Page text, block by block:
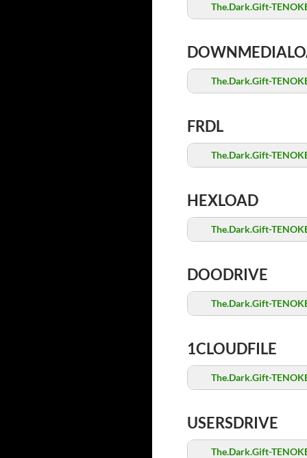
The.Dark.Gift-
The.Dark.Gift-
FRDL
The.Dark.Gift-
HEXLOAD
The.Dark.Gift-
DOODRIVE
The.Dark.Gift-
1CLOUDFILE
The.Dark.Gift-
USERSDRIVE
The.Dark.Gift-